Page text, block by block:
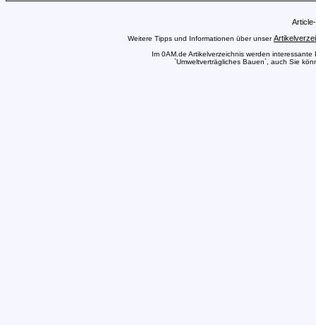
Weitere Tipps und Informationen über unser
Im 0AM.de Artikelverzeichnis werden
`Umweltverträgliches Bauen`, auch Sie